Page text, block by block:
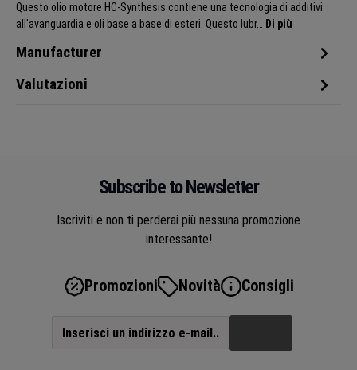
Questo olio motore HC-Synthesis contiene una tecnologia di additivi
all'avanguardia e oli base a base di esteri. Questo lubr… Di più
Manufacturer
Valutazioni
Subscribe to Newsletter
Iscriviti e non ti perderai più nessuna promozione
interessante!
Promozioni Novità Consigli